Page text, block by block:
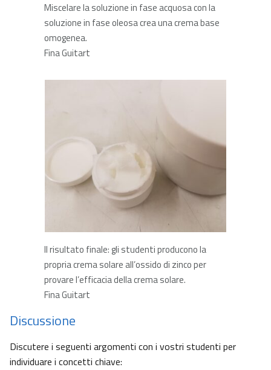
Miscelare la soluzione in fase acquosa con la
soluzione in fase oleosa crea una crema base
omogenea.
Fina Guitart
Il risultato finale: gli studenti producono la
propria crema solare all’ossido di zinco per
provare l’efficacia della crema solare.
Fina Guitart
Discussione
Discutere i seguenti argomenti con i vostri studenti per
individuare i concetti chiave: